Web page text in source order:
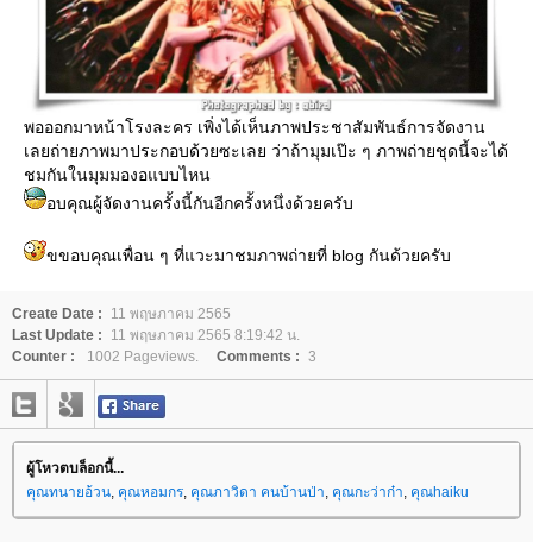
พอออกมาหน้าโรงละคร เพิ่งได้เห็นภาพประชาสัมพันธ์การจัดงาน
เลยถ่ายภาพมาประกอบด้วยซะเลย ว่าถ้ามุมเป๊ะ ๆ ภาพถ่ายชุดนี้จะได้
ชมกันในมุมมองอแบบไหน
อบคุณผู้จัดงานครั้งนี้กันอีกครั้งหนึ่งด้วยครับ
ขขอบคุณเพื่อน ๆ ที่แวะมาชมภาพถ่ายที่ blog กันด้วยครับ
Create Date :
11 พฤษภาคม 2565
Last Update :
11 พฤษภาคม 2565 8:19:42 น.
Counter :
1002 Pageviews. Comments : 3
ผู้โหวตบล็อกนี้...
คุณทนายอ้วน, คุณหอมกร, คุณภาวิดา คนบ้านป่า, คุณกะว่าก๋า, คุณhaiku